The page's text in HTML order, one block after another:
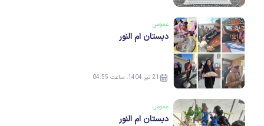
عمومی
دبستان ام النور
21 تیر 1404، ساعت 04:55
عمومی
دبستان ام النور